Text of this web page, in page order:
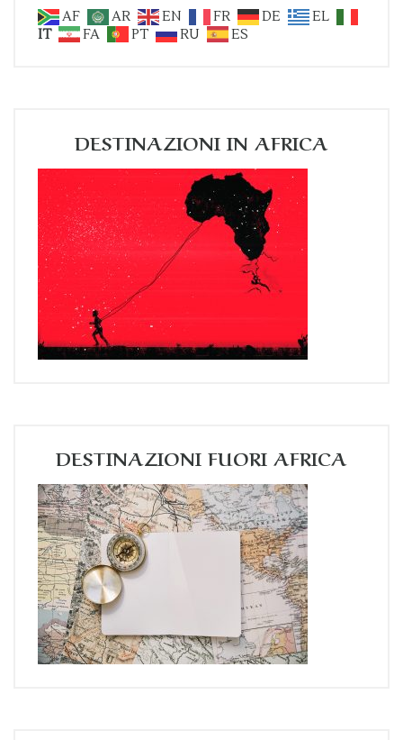
AF AR EN FR DE
EL
IT
FA PT RU ES
DESTINAZIONI IN AFRICA
DESTINAZIONI FUORI AFRICA